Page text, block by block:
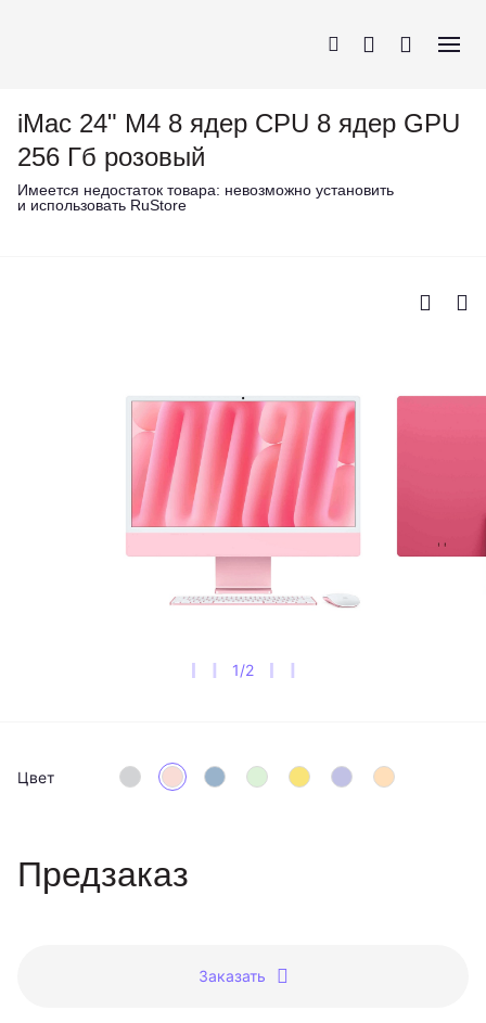
iPhone AirPods
iMac 24" M4 8 ядер CPU 8 ядер GPU
256 Гб розовый
Имеется недостаток товара: невозможно установить
и использовать RuStore
1/2
Цвет
Предзаказ
Заказать